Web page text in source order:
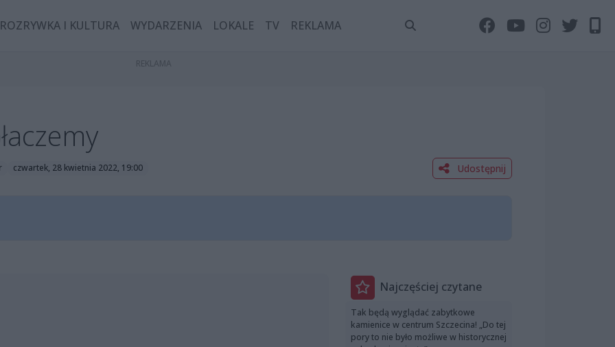
ROZRYWKA I KULTURA WYDARZENIA LOKALE TV REKLAMA
czwartek, 28 kwietnia 2022, 19:00 Udostępnij
Najczęściej czytane
Tak będą wyglądać zabytkowe
kamienice w centrum Szczecina! „Do tej
pory to nie było możliwe w historycznej